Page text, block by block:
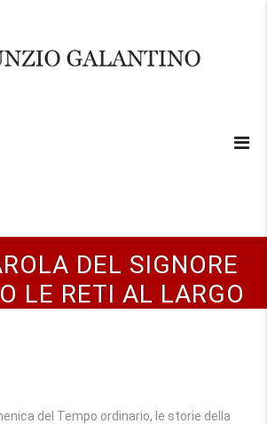
DEL SIGNORE
LE RETI AL LARGO
del Tempo ordinario, le storie della